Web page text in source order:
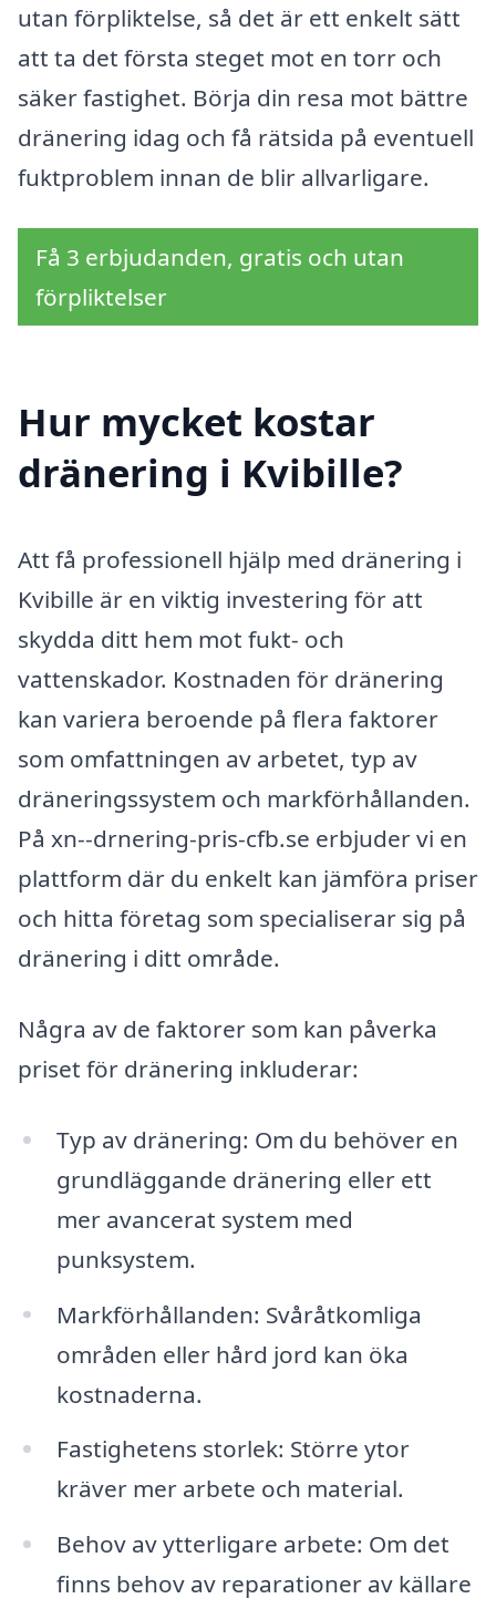
utan förpliktelse, så det är ett enkelt sätt
att ta det första steget mot en torr och
säker fastighet. Börja din resa mot bättre
dränering idag och få rätsida på eventuell
fuktproblem innan de blir allvarligare.
Få 3 erbjudanden, gratis och utan
förpliktelser
Hur mycket kostar
dränering i Kvibille?
Att få professionell hjälp med dränering i
Kvibille är en viktig investering för att
skydda ditt hem mot fukt- och
vattenskador. Kostnaden för dränering
kan variera beroende på flera faktorer
som omfattningen av arbetet, typ av
dräneringssystem och markförhållanden.
På xn--drnering-pris-cfb.se erbjuder vi en
plattform där du enkelt kan jämföra priser
och hitta företag som specialiserar sig på
dränering i ditt område.
Några av de faktorer som kan påverka
priset för dränering inkluderar:
Typ av dränering: Om du behöver en
grundläggande dränering eller ett
mer avancerat system med
punksystem.
Markförhållanden: Svåråtkomliga
områden eller hård jord kan öka
kostnaderna.
Fastighetens storlek: Större ytor
kräver mer arbete och material.
Behov av ytterligare arbete: Om det
finns behov av reparationer av källare